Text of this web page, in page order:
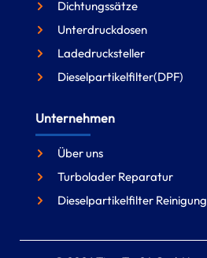
Dichtungssätze
Unterdruckdosen
Ladedrucksteller
Dieselpartikelfilter(DPF)
Unternehmen
Über uns
Turbolader Reparatur
Dieselpartikelfilter Reinigung